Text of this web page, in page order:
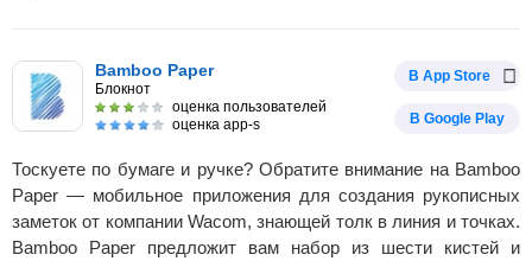
Bamboo Paper
Блокнот
оценка пользователей
оценка app-s
В App Store
В Google Play
Тоскуете по бумаге и ручке? Обратите внимание на Bamboo
Paper — мобильное приложения для создания рукописных
заметок от компании Wacom, знающей толк в линия и точках.
Bamboo Paper предложит вам набор из шести кистей и